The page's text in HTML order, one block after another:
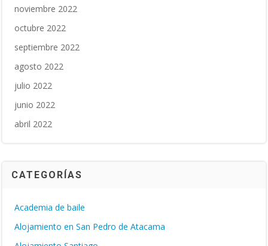
noviembre 2022
octubre 2022
septiembre 2022
agosto 2022
julio 2022
junio 2022
abril 2022
CATEGORÍAS
Academia de baile
Alojamiento en San Pedro de Atacama